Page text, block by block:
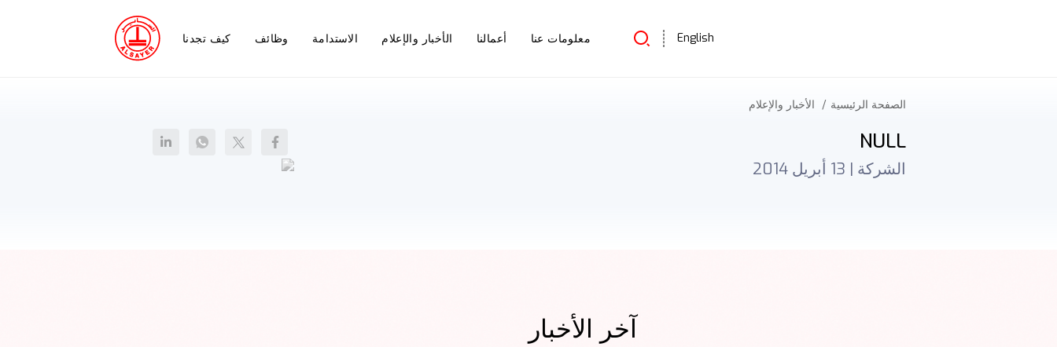
English معلومات عنا أعمالنا الأخبار والإعلام الاستدامة وظائف كيف تجدنا
الصفحة الرئيسية الأخبار والإعلام
NULL
الشركة | 13 أبريل 2014
آخر الأخبار